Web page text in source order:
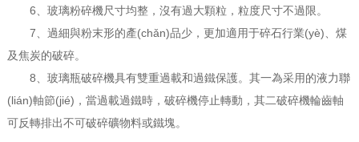
6、玻璃粉碎機尺寸均整，沒有過大顆粒，粒度尺寸不過限。
7、過細與粉末形的產(chǎn)品少，更加適用于碎石行業(yè)、煤
及焦炭的破碎。
8、玻璃瓶破碎機具有雙重過載和過鐵保護。其一為采用的液力聯
(lián)軸節(jié)，當過載過鐵時，破碎機停止轉動，其二破碎機輪齒軸
可反轉排出不可破碎礦物料或鐵塊。